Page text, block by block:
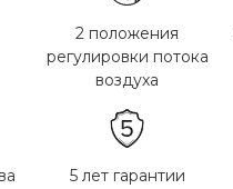
2 положения
регулировки потока
воздуха
5 лет гарантии